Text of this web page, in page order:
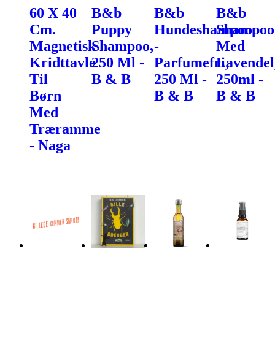
60 X 40
Cm.
Magnetisk
Kridttavle
Til
Børn
Med
Træramme
- Naga
B&b
Puppy
Shampoo,
250 Ml -
B & B
B&b
Hundeshampoo
-
Parfumefri,
250 Ml -
B & B
B&b
Shampoo
Med
250ml -
B & B